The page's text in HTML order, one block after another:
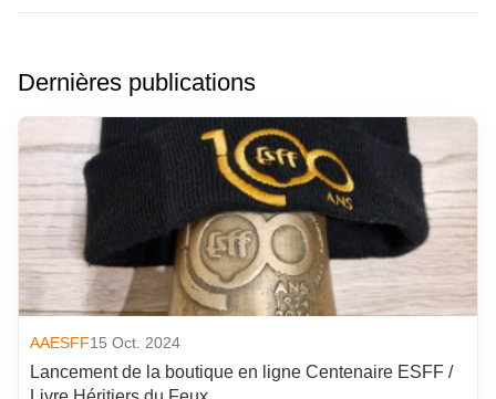
Dernières publications
AAESFF15 Oct. 2024
Lancement de la boutique en ligne Centenaire ESFF /